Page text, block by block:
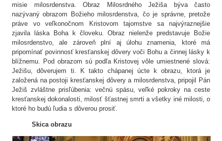
misie milosrdenstva. Obraz Milosrdného Ježiša býva často
nazývaný obrazom Božieho milosrdenstva, čo je správne, pretože
práve vo veľkonočnom Kristovom tajomstve sa najvýraznejšie
zjavila láska Boha k človeku. Obraz nielenže predstavuje Božie
milosrdenstvo, ale zároveň plní aj úlohu znamenia, ktoré má
pripomínať povinnosť kresťanskej dôvery voči Bohu a činnej lásky k
blížnemu. Pod obrazom sú podľa Kristovej vôle umiestnené slová:
Ježišu, dôverujem ti. K takto chápanej úcte k obrazu, ktorá je
založená na postoji kresťanskej dôvery a milosrdenstva, pripojil Pán
Ježiš zvláštne prisľúbenia: večnú spásu, veľké pokroky na ceste
kresťanskej dokonalosti, milosť šťastnej smrti a všetky iné milosti, o
ktoré ho budú ľudia s dôverou prosiť.
Skica obrazu